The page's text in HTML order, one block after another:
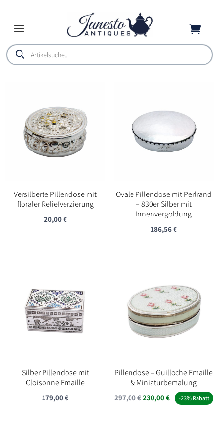

Products
search
Versilberte Pillendose mit
floraler Reliefverzierung
20,00€
Ovale Pillendose mit Perlrand
– 830er Silber mit
Innenvergoldung
186,56€
Silber Pillendose mit
Cloisonne Emaille
179,00€
Pillendose – Guilloche Emaille
& Miniaturbemalung
297,00€Ursprünglicher
230,00€Aktueller
-23% Rabatt